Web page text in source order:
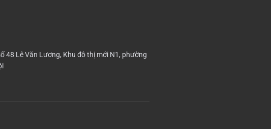
48 Lê Văn Lương, Khu đô thị mới N1, phường